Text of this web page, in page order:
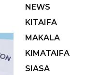
NEWS
KITAIFA
MAKALA
KIMATAIFA
SIASA